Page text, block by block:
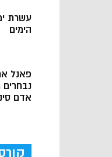
עשרת
הימים
פאנל
אדם